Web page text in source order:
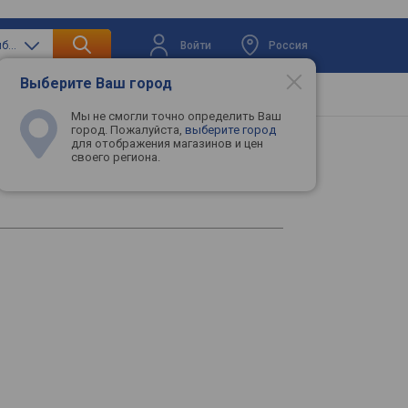
только кухонные комбайны Войти Россия
Выберите Ваш город
Мы не смогли точно определить Ваш
город. Пожалуйста, выберите город
для отображения магазинов и цен
своего региона.
техника Телевизоры